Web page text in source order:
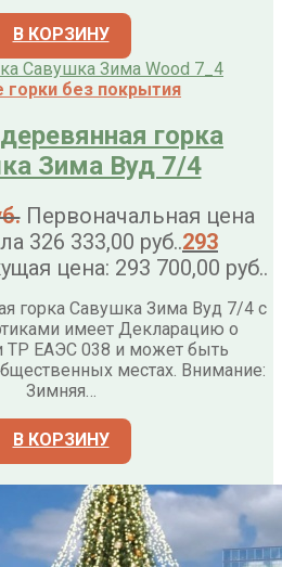
В КОРЗИНУ
горки без покрытия
горка
Зима Вуд 7/4
Первоначальная цена
326 333,00 руб..293
цена: 293 700,00 руб..
горка Савушка Зима Вуд 7/4 с
имеет Декларацию о
ТР ЕАЭС 038 и может быть
местах. Внимание:
Зимняя…
В КОРЗИНУ